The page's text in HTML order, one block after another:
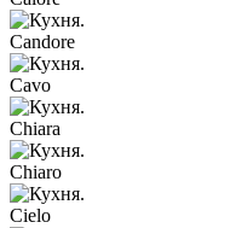
Candore
Cavo
Chiara
Chiaro
Cielo